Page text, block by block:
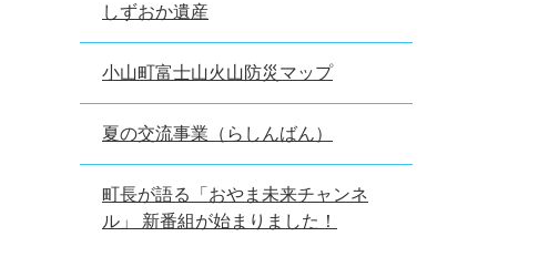
しずおか遺産
小山町富士山火山防災マップ
夏の交流事業（らしんばん）
町長が語る「おやま未来チャンネ
ル」 新番組が始まりました！